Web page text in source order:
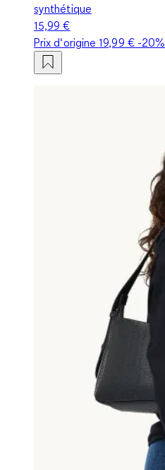
synthétique
15,99 €
Prix d‘origine19,99 €-20%